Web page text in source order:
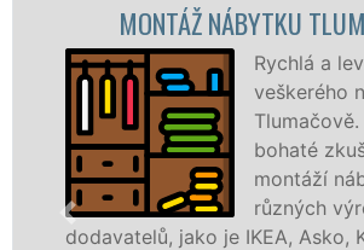
NÁBYTKU TLUMAČOV
Rychlá a levná montáž
veškerého nábytku v
Tlumačově. Máme
bohaté zkušenosti s
montáží nábytku od
různých výrobců a
jako je IKEA, Asko, KIKA a další.